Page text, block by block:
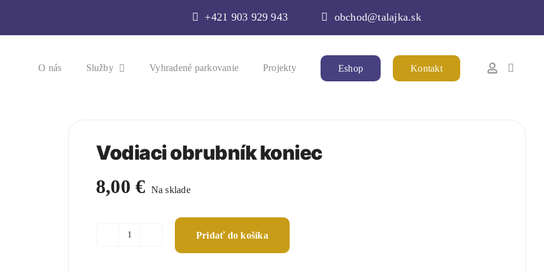
+421 903 929 943 obchod@talajka.sk
O nás Služby Vyhradené parkovanie Projekty Eshop Kontakt
Vodiaci obrubník koniec
8,00€ Na sklade
množstvo
Pridať do košíka